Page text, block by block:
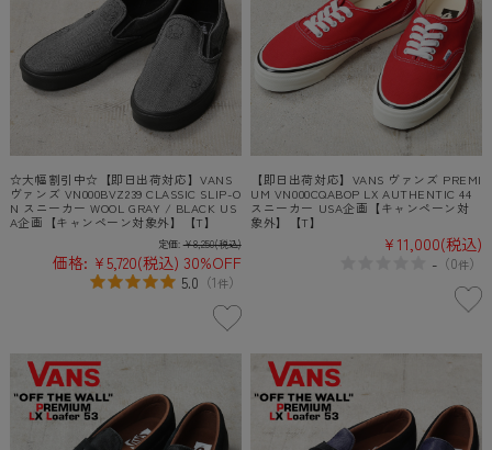
☆大幅割引中☆【即日出荷対応】VANS
ヴァンズ VN000BVZ239 CLASSIC SLIP-O
N スニーカー WOOL GRAY / BLACK US
A企画【キャンペーン対象外】【T】
定価: ¥8,250(税込)
価格: ¥5,720(税込) 30%OFF
5.0 （1件）
【即日出荷対応】VANS ヴァンズ PREMI
UM VN000CQABOP LX AUTHENTIC 44
スニーカー USA企画【キャンペーン対
象外】【T】
¥11,000(税込)
- （0件）